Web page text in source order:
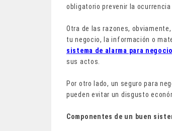
obligatorio prevenir la
Otra de las razones, obviamente,
tu negocio, la información o
sistema de alarma para
sus actos.
Por otro lado, un seguro para
pueden evitar un disgusto
Componentes de un buen